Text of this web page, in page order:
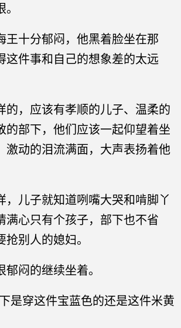
王十分郁闷，他黑着脸坐在那
这件事和自己的想象差的太远
的，应该有孝顺的儿子、温柔的
的部下，他们应该一起仰望着坐
激动的泪流满面，大声表扬着他
，儿子就知道咧嘴大哭和啃脚丫
满心只有个孩子，部下也不省
别人的媳妇。
闷的继续坐着。
是穿这件宝蓝色的还是这件米黄